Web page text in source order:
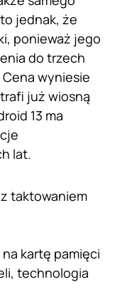
jednak, że
ponieważ jego
do trzech
wyniesie
już wiosną
13 ma
lat.
taktowaniem
na kartę pamięci
technologia